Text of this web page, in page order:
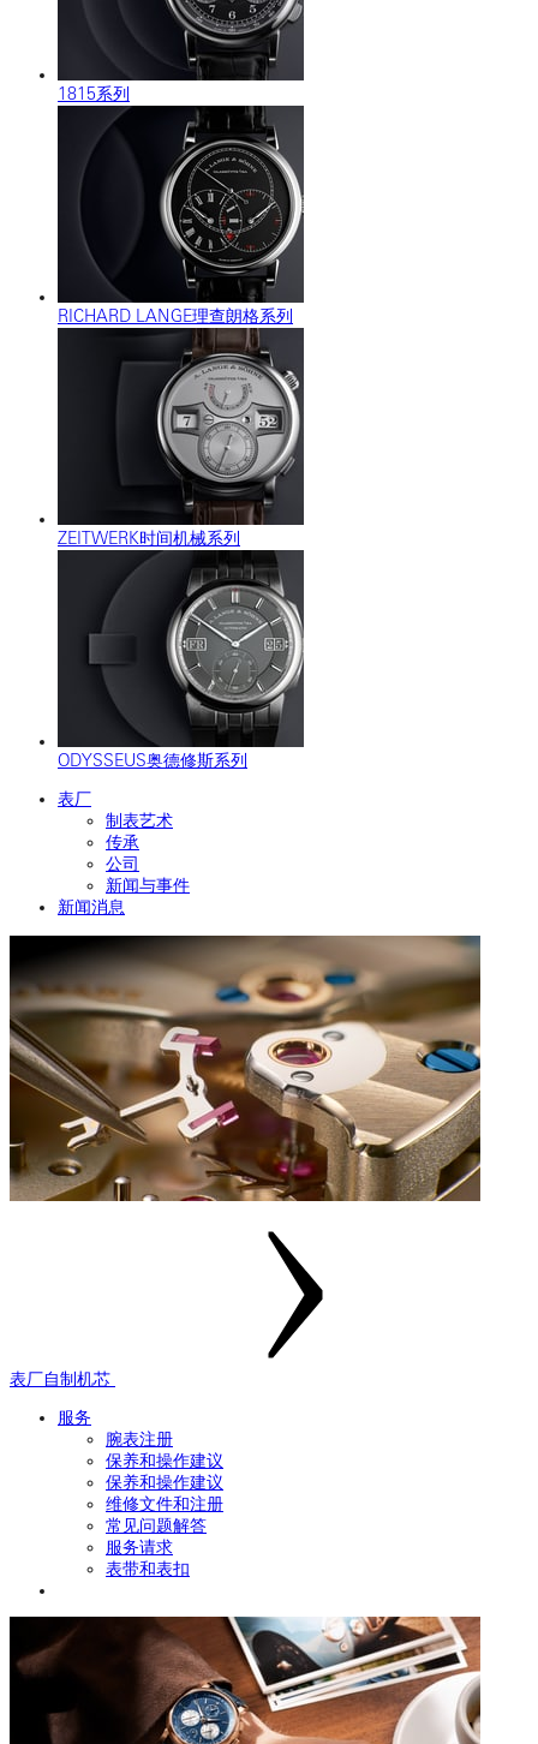
1815系列
RICHARD LANGE理查朗格系列
ZEITWERK时间机械系列
ODYSSEUS奥德修斯系列
表厂
制表艺术
传承
公司
新闻与事件
新闻消息
表厂自制机芯
服务
腕表注册
保养和操作建议
保养和操作建议
维修文件和注册
常见问题解答
服务请求
表带和表扣